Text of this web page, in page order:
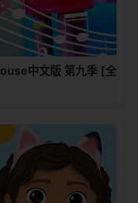
中文版 第九季 [全